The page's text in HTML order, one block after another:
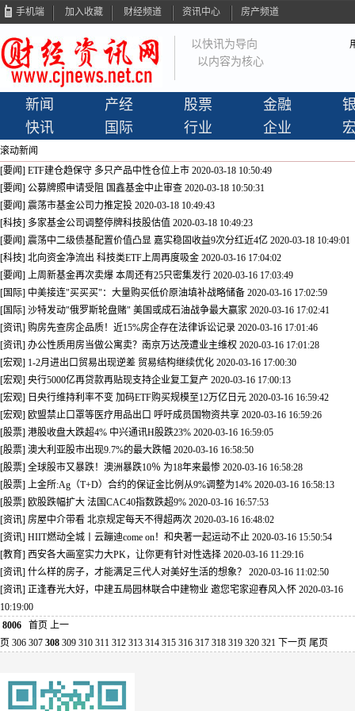
手机端 加入收藏 财经频道 资讯中心 房产频道
以快讯为导向
以内容为核心
新闻
快讯
产经
国际
股票
行业
金融
企业
滚动新闻
[要闻] ETF建仓趋保守 多只产品中性仓位上市 2020-03-18 10:50:49
[要闻] 公募牌照申请受阻 国鑫基金中止审查 2020-03-18 10:50:31
[要闻] 震荡市基金公司力推定投 2020-03-18 10:49:43
[科技] 多家基金公司调整停牌科技股估值 2020-03-18 10:49:23
[要闻] 震荡中二级债基配置价值凸显 嘉实稳固收益9次分红近4亿 2020-03-18 10:49:01
[科技] 北向资金净流出 科技类ETF上周再度吸金 2020-03-16 17:04:02
[要闻] 上周新基金再次卖爆 本周还有25只密集发行 2020-03-16 17:03:49
[国际] 中美接连"买买买"：大量购买低价原油填补战略储备 2020-03-16 17:02:59
[国际] 沙特发动"俄罗斯轮盘赌" 美国或成石油战争最大赢家 2020-03-16 17:02:41
[资讯] 购房先查房企品质！近15%房企存在法律诉讼记录 2020-03-16 17:01:46
[资讯] 办公性质用房当做公寓卖？南京万达茂遭业主维权 2020-03-16 17:01:28
[宏观] 1-2月进出口贸易出现逆差 贸易结构继续优化 2020-03-16 17:00:30
[宏观] 央行5000亿再贷款再贴现支持企业复工复产 2020-03-16 17:00:13
[宏观] 日央行维持利率不变 加码ETF购买规模至12万亿日元 2020-03-16 16:59:42
[宏观] 欧盟禁止口罩等医疗用品出口 呼吁成员国物资共享 2020-03-16 16:59:26
[股票] 港股收盘大跌超4% 中兴通讯H股跌23% 2020-03-16 16:59:05
[股票] 澳大利亚股市出现9.7%的最大跌幅 2020-03-16 16:58:50
[股票] 全球股市又暴跌！澳洲暴跌10％ 为18年来最惨 2020-03-16 16:58:28
[股票] 上金所:Ag（T+D）合约的保证金比例从9%调整为14% 2020-03-16 16:58:13
[股票] 欧股跌幅扩大 法国CAC40指数跌超9% 2020-03-16 16:57:53
[资讯] 房屋中介带看 北京规定每天不得超两次 2020-03-16 16:48:02
[资讯] HIIT燃动全城丨云蹦迪come on！和央著一起运动不止 2020-03-16 15:50:54
[教育] 西安各大画室实力大PK，让你更有针对性选择 2020-03-16 11:29:16
[资讯] 什么样的房子，才能满足三代人对美好生活的想象？ 2020-03-16 11:02:50
[资讯] 正逢春光大好，中建五局园林联合中建物业 邀您宅家迎春风入怀 2020-03-16
10:19:00
8006
首页 上一
页 306 307 308 309 310 311 312 313 314 315 316 317 318 319 320 321 下一页 尾页